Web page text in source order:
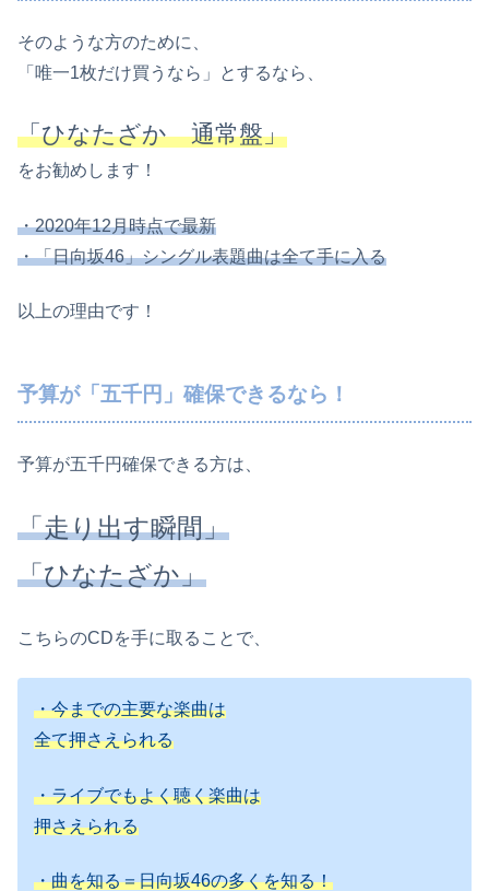
そのような方のために、
「唯一1枚だけ買うなら」とするなら、
「ひなたざか 通常盤」
をお勧めします！
・2020年12月時点で最新
・「日向坂46」シングル表題曲は全て手に入る
以上の理由です！
予算が「五千円」確保できるなら！
予算が五千円確保できる方は、
「走り出す瞬間」
「ひなたざか」
こちらのCDを手に取ることで、
・今までの主要な楽曲は
全て押さえられる
・ライブでもよく聴く楽曲は
押さえられる
・曲を知る＝日向坂46の多くを知る！